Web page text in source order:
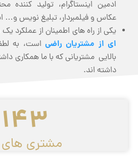
ادمین اینستاگرام، تولید کننده
عکاس و فیلمبردار، تبلیغ نویس و…
یکی از راه های اطمینان از عملکرد
ای از مشتریان راضی است، به
بالایی مشتریانی که با ما همکاری
داشته اند.
143
مشتری های